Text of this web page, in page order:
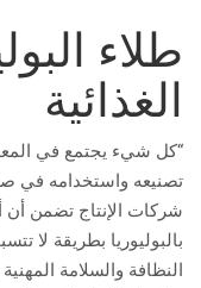
طلاء
الغذائية
“كل شيء يجتمع في
تصنيعه واستخدامه في
شركات الإنتاج تضمن أن
بالبوليوريا بطريقة لا
النظافة والسلامة